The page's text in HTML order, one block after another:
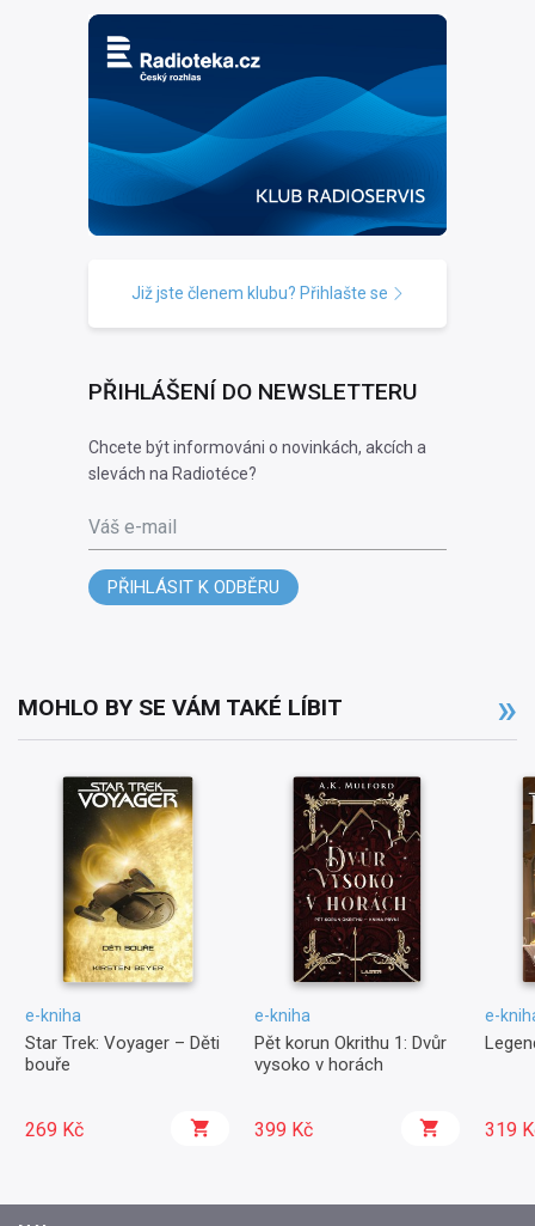
Již jste členem klubu? Přihlašte se
PŘIHLÁŠENÍ DO NEWSLETTERU
Chcete být informováni o novinkách, akcích a
slevách na Radiotéce?
Váš e-mail
PŘIHLÁSIT K ODBĚRU
MOHLO BY SE VÁM TAKÉ LÍBIT
e-kniha
Star Trek: Voyager – Děti
bouře
269 Kč
e-kniha
Pět korun Okrithu 1: Dvůr
vysoko v horách
399 Kč
e-
319